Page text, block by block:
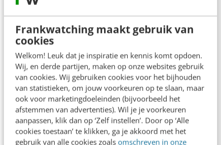
Frankwatching maakt gebruik van
cookies
Welkom! Leuk dat je inspiratie en kennis komt opdoen.
Wij, en derde partijen, maken op onze websites gebruik
van cookies. Wij gebruiken cookies voor het bijhouden
van statistieken, om jouw voorkeuren op te slaan, maar
ook voor marketingdoeleinden (bijvoorbeeld het
afstemmen van advertenties). Wil je je voorkeuren
aanpassen, klik dan op ‘Zelf instellen’. Door op ‘Alle
cookies toestaan’ te klikken, ga je akkoord met het
gebruik van alle cookies zoals omschreven in onze
De nieuwe SEO- & GEO-
spelregels
In 2,5 uur van Google-first naar AI-first: zo wordt je
content beter gevonden. Schrijf je in en bekijk
direct.
Meer weten